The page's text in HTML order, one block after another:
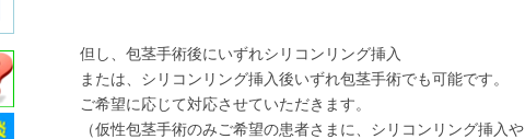
但し、包茎手術後にいずれシリコンリング挿入
または、シリコンリング挿入後いずれ包茎手術でも可能です。
ご希望に応じて対応させていただきます。
（仮性包茎手術のみご希望の患者さまに、シリコンリング挿入や